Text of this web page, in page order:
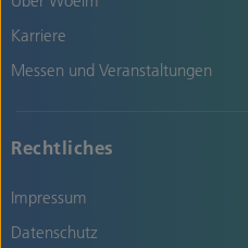
Karriere
Messen und Veranstaltungen
Rechtliches
Impressum
Datenschutz